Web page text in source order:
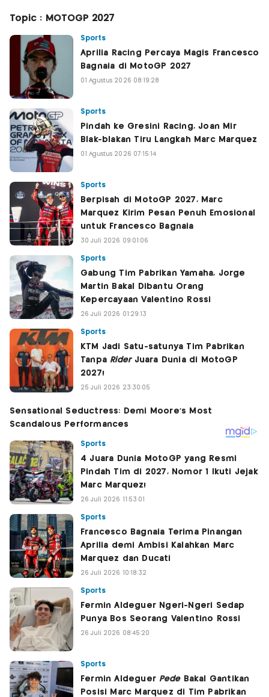
Topic : MOTOGP 2027
Sports
Aprilia Racing Percaya Magis Francesco
Bagnaia di MotoGP 2027
01 Agustus 2026 08:19:28
Sports
Pindah ke Gresini Racing, Joan Mir
Blak-blakan Tiru Langkah Marc Marquez
01 Agustus 2026 07:15:14
Sports
Berpisah di MotoGP 2027, Marc
Marquez Kirim Pesan Penuh Emosional
untuk Francesco Bagnaia
30 Juli 2026 09:01:06
Sports
Gabung Tim Pabrikan Yamaha, Jorge
Martin Bakal Dibantu Orang
Kepercayaan Valentino Rossi
26 Juli 2026 01:29:13
Sports
KTM Jadi Satu-satunya Tim Pabrikan
Tanpa RiderJuara Dunia di MotoGP
2027!
25 Juli 2026 23:30:05
Sports
4 Juara Dunia MotoGP yang Resmi
Pindah Tim di 2027, Nomor 1 Ikuti Jejak
Marc Marquez!
26 Juli 2026 11:53:01
Sports
Francesco Bagnaia Terima Pinangan
Aprilia demi Ambisi Kalahkan Marc
Marquez dan Ducati
26 Juli 2026 10:18:32
Sports
Fermin Aldeguer Ngeri-Ngeri Sedap
Punya Bos Seorang Valentino Rossi
26 Juli 2026 08:45:20
Sports
Fermin Aldeguer PedeBakal Gantikan
Posisi Marc Marquez di Tim Pabrikan